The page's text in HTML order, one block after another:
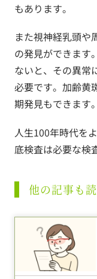
もあります。
また視神経乳頭や
の発見ができます
ないと、その異常
必要です。加齢黄
期発見もできます。
人生100年時代を
底検査は必要な検
他の記事も